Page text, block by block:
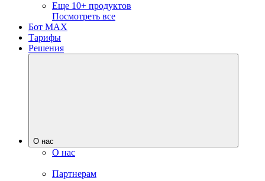
Еще 10+ продуктов
Посмотреть все
Бот MAX
Тарифы
Решения
О нас
О нас
Партнерам